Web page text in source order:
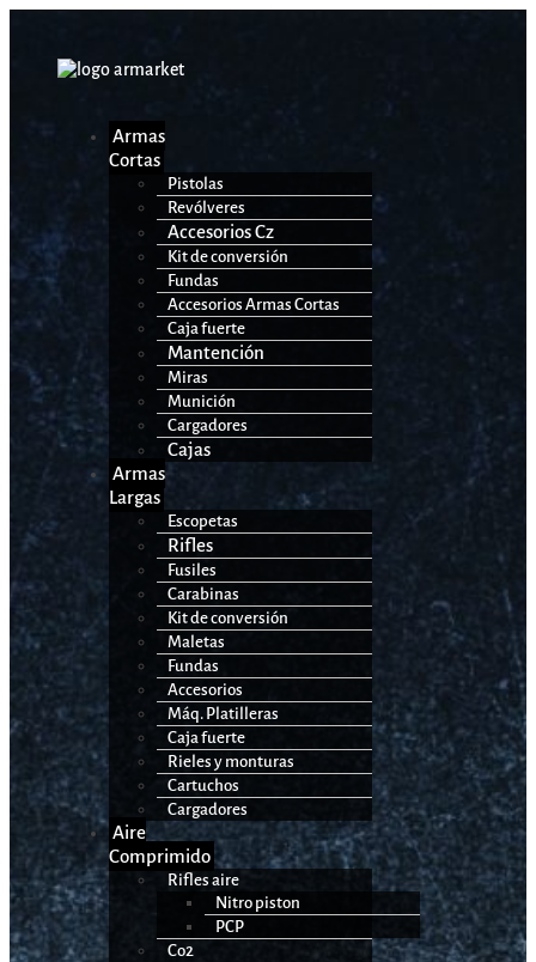
Armas
Cortas
Pistolas
Revólveres
Accesorios Cz
Kit de conversión
Fundas
Accesorios Armas Cortas
Caja fuerte
Mantención
Miras
Munición
Cargadores
Cajas
Armas
Largas
Escopetas
Rifles
Fusiles
Carabinas
Kit de conversión
Maletas
Fundas
Accesorios
Máq. Platilleras
Caja fuerte
Rieles y monturas
Cartuchos
Cargadores
Aire
Comprimido
Rifles aire
Nitro piston
PCP
Co2